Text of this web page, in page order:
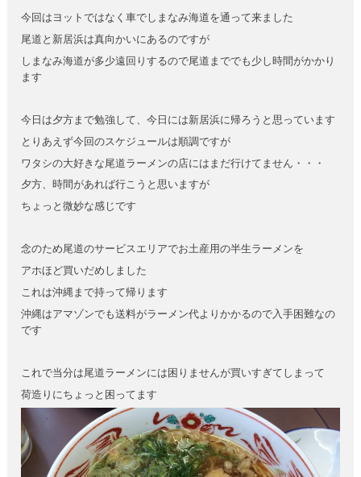
今回はヨットではなく車でしまなみ海道を通って来ました
尾道と新居浜は真向かいにあるのですが
しまなみ海道が多少遠回りするので尾道まででも少し時間がかかり
ます
今日は夕方まで勉強して、今日には新居浜に帰ろうと思っています
とりあえず今回のスケジュールは順調ですが
ワタシの大好きな尾道ラーメンの店にはまだ行けてません・・・
夕方、時間があれば行こうと思いますが
ちょっと微妙な感じです
念のため尾道のサービスエリアでお土産用の半生ラーメンを
アホほど買いだめしました
これは沖縄まで持って帰ります
沖縄はアマゾンでも送料がラーメン代よりかかるので入手困難なの
です
これで当分は尾道ラーメンには困りませんが買いすぎてしまって
荷造りにちょっと困ってます